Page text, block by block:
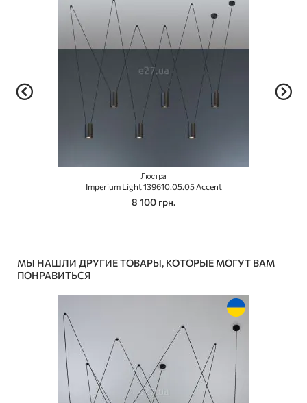
Люстра
Imperium Light 139610.05.05 Accent
8 100 грн.
МЫ НАШЛИ ДРУГИЕ ТОВАРЫ, КОТОРЫЕ МОГУТ ВАМ
ПОНРАВИТЬСЯ